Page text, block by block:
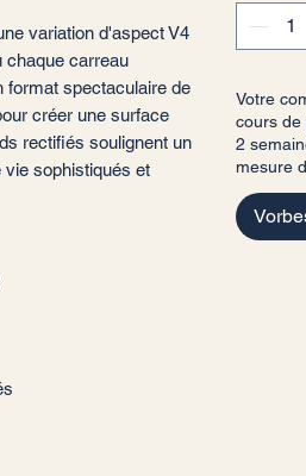
variation d'aspect V4
chaque carreau
format spectaculaire de
créer une surface
rectifiés soulignent un
sophistiqués et
Votre
cours de
2
mesure